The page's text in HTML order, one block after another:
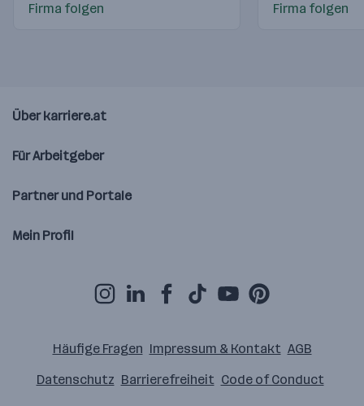
Firma folgen
Firma folgen
Über karriere.at
Für Arbeitgeber
Partner und Portale
Mein Profil
Häufige Fragen Impressum & Kontakt AGB
Datenschutz Barrierefreiheit Code of Conduct